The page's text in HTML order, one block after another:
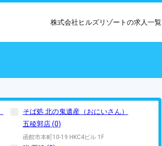
株式会社ヒルズリゾートの求人一覧
そば処 北の鬼遺産（おにいさん）
五稜郭店(0)
函館市本町10-19 HKC4ビル 1F